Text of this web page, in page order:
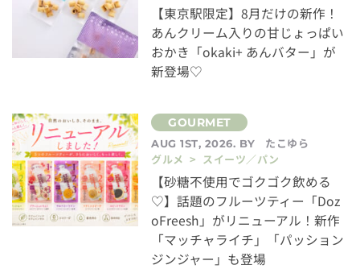
【東京駅限定】8月だけの新作！
あんクリーム入りの甘じょっぱい
おかき「okaki+ あんバター」が
新登場♡
AUG 1ST, 2026. BY
たこゆら
グルメ > スイーツ／パン
【砂糖不使用でゴクゴク飲める
♡】話題のフルーツティー「Doz
oFreesh」がリニューアル！新作
「マッチャライチ」「パッション
ジンジャー」も登場